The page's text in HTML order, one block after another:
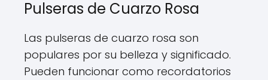
Pulseras de Cuarzo Rosa
Las pulseras de cuarzo rosa son
populares por su belleza y significado.
Pueden funcionar como recordatorios